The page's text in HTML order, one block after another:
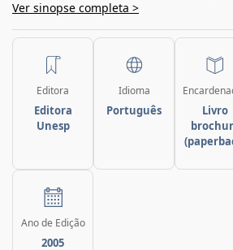
Ver sinopse completa >
Editora
Editora
Unesp
Idioma
Português
Livro
Ano de Edição
2005